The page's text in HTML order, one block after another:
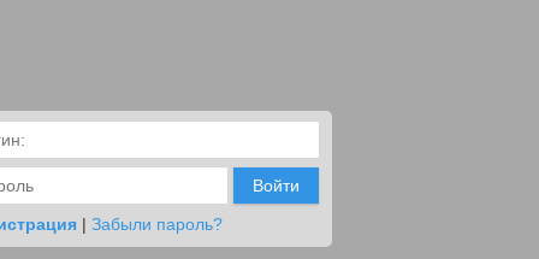
Войти
| Забыли пароль?